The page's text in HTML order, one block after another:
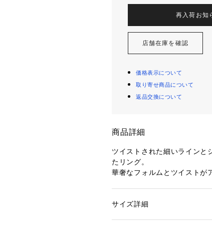
再入荷お知
店舗在庫を確認
価格表示について
取り寄せ商品について
返品交換について
商品詳細
ツイストされた細いラインと
たリング。
華奢なフォルムとツイストが
〈NINA&JULES（ニナ アンド
性別：レディース
サイズ詳細